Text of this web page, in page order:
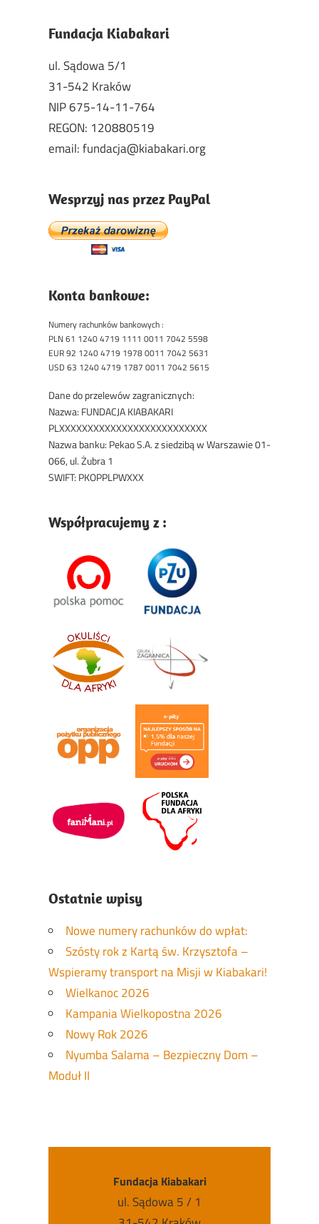
Fundacja Kiabakari
ul. Sądowa 5/1
31-542 Kraków
NIP 675-14-11-764
REGON: 120880519
email: fundacja@kiabakari.org
Wesprzyj nas przez PayPal
Konta bankowe:
Numery rachunków bankowych :
PLN 61 1240 4719 1111 0011 7042 5598
EUR 92 1240 4719 1978 0011 7042 5631
USD 63 1240 4719 1787 0011 7042 5615
Dane do przelewów zagranicznych:
Nazwa: FUNDACJA KIABAKARI
PLXXXXXXXXXXXXXXXXXXXXXXXXXX
Nazwa banku: Pekao S.A. z siedzibą w Warszawie 01-
066, ul. Żubra 1
SWIFT: PKOPPLPWXXX
Współpracujemy z :
Ostatnie wpisy
Nowe numery rachunków do wpłat:
Szósty rok z Kartą św. Krzysztofa –
Wspieramy transport na Misji w Kiabakari!
Wielkanoc 2026
Kampania Wielkopostna 2026
Nowy Rok 2026
Nyumba Salama – Bezpieczny Dom –
Moduł II
Fundacja Kiabakari
ul. Sądowa 5 / 1